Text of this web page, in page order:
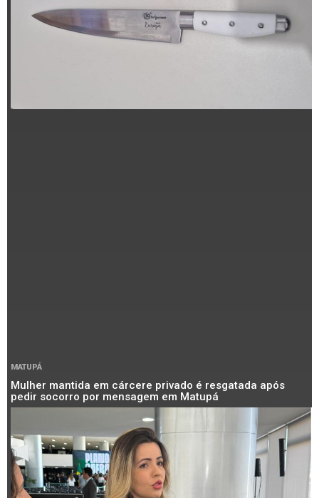
MATUPÁ
Mulher mantida em cárcere privado é resgatada após
pedir socorro por mensagem em Matupá